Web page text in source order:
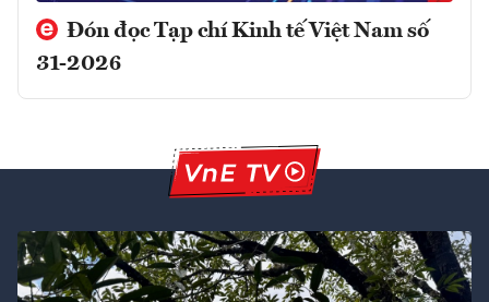
Đón đọc Tạp chí Kinh tế Việt Nam số
31-2026